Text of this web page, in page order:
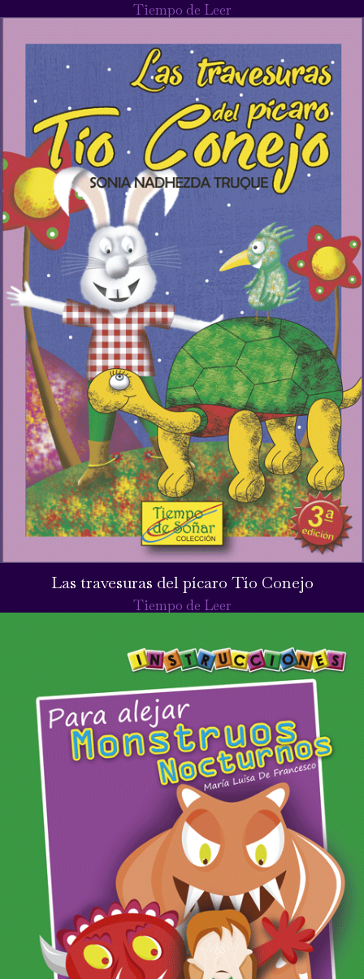
Tiempo de Leer
Las travesuras del pícaro Tío Conejo
Tiempo de Leer